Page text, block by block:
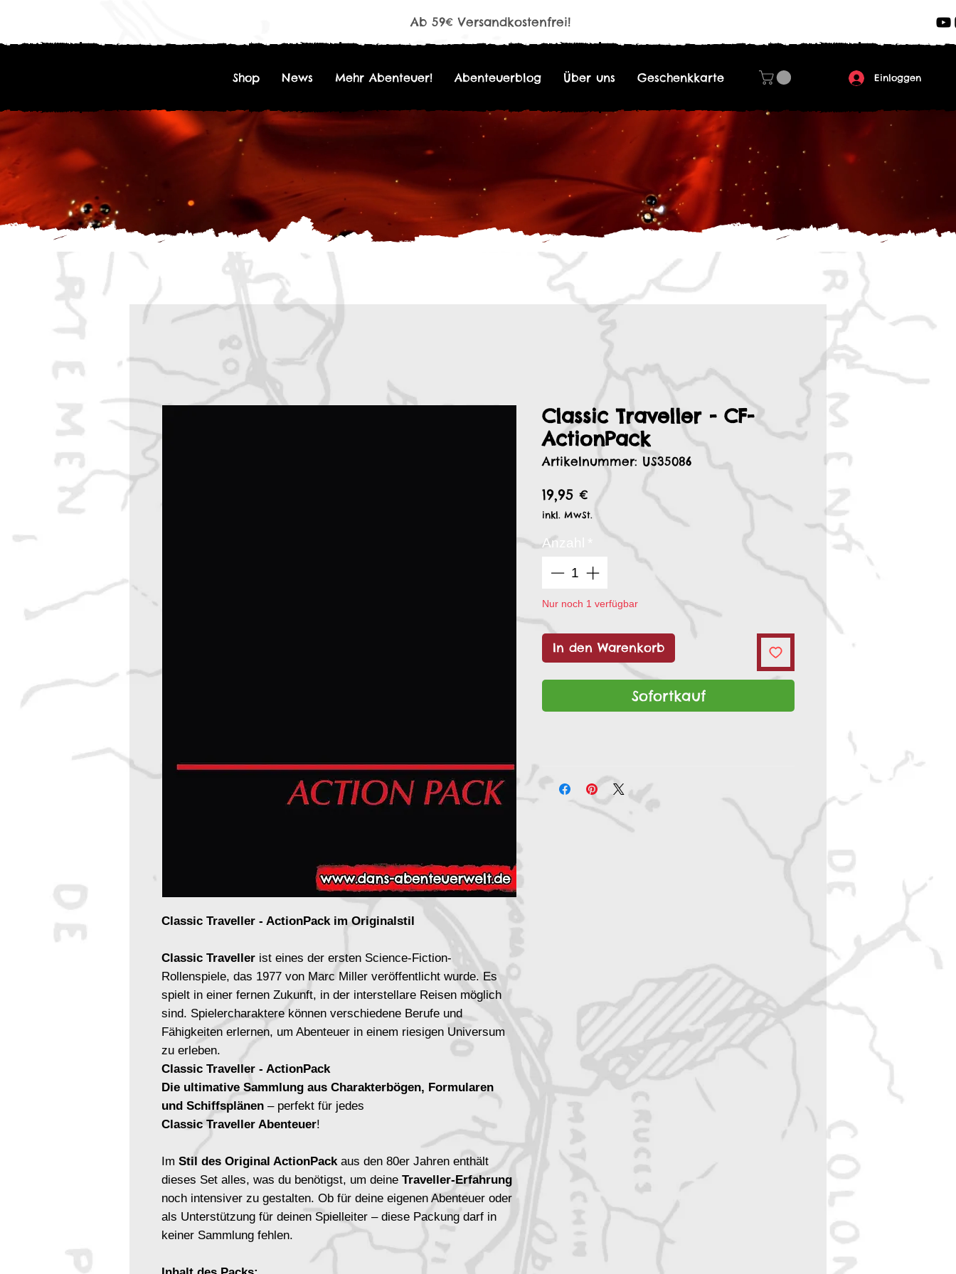
Ab 59€ Versandkostenfrei!
Shop News Mehr Abenteuer! Abenteuerblog Über uns Geschenkkarte Einloggen
Classic Traveller - ActionPack im Originalstil
Classic Traveller ist eines der ersten Science-Fiction-
Rollenspiele, das 1977 von Marc Miller veröffentlicht wurde. Es
spielt in einer fernen Zukunft, in der interstellare Reisen möglich
sind. Spielercharaktere können verschiedene Berufe und
Fähigkeiten erlernen, um Abenteuer in einem riesigen Universum
zu erleben.
Classic Traveller - ActionPack
Die ultimative Sammlung aus Charakterbögen, Formularen
und Schiffsplänen – perfekt für jedes
Classic Traveller Abenteuer!
Im Stil des Original ActionPackaus den 80er Jahren enthält
dieses Set alles, was du benötigst, um deine Traveller-Erfahrung
noch intensiver zu gestalten. Ob für deine eigenen Abenteuer oder
als Unterstützung für deinen Spielleiter – diese Packung darf in
keiner Sammlung fehlen.
Classic Traveller - CF-
ActionPack
Artikelnummer: US35086
19,95 € Preis
inkl. MwSt.
Anzahl
Nur noch 1 verfügbar
In den Warenkorb
Sofortkauf